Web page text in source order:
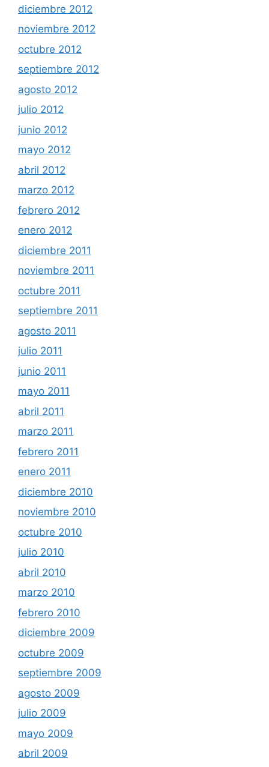
diciembre 2012
noviembre 2012
octubre 2012
septiembre 2012
agosto 2012
julio 2012
junio 2012
mayo 2012
abril 2012
marzo 2012
febrero 2012
enero 2012
diciembre 2011
noviembre 2011
octubre 2011
septiembre 2011
agosto 2011
julio 2011
junio 2011
mayo 2011
abril 2011
marzo 2011
febrero 2011
enero 2011
diciembre 2010
noviembre 2010
octubre 2010
julio 2010
abril 2010
marzo 2010
febrero 2010
diciembre 2009
octubre 2009
septiembre 2009
agosto 2009
julio 2009
mayo 2009
abril 2009